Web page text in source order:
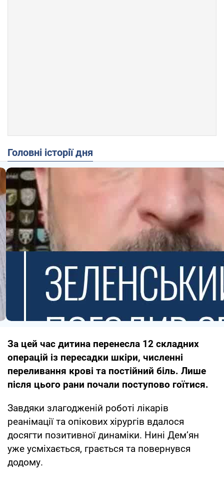
Головні історії дня
За цей час дитина перенесла 12 складних
операцій із пересадки шкіри, численні
переливання крові та постійний біль. Лише
після цього рани почали поступово гоїтися.
Завдяки злагодженій роботі лікарів
реанімації та опікових хірургів вдалося
досягти позитивної динаміки. Нині Дем’ян
уже усміхається, грається та повернувся
додому.